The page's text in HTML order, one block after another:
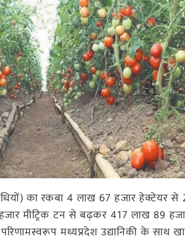
का रकबा 4 लाख 67 हजार हेक्टेयर
मीट्रिक टन से बढ़कर 417 लाख 89
मध्यप्रदेश उद्यानिकी के साथ